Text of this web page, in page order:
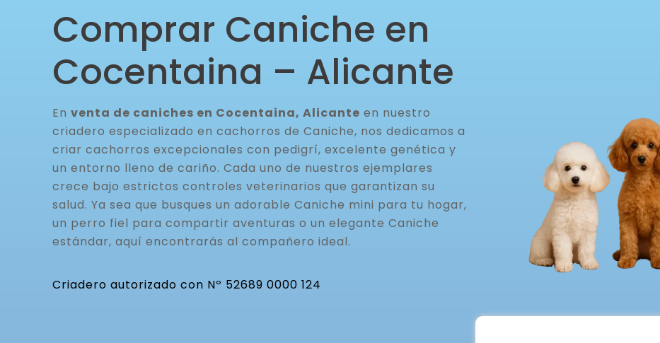
Comprar Caniche en
Cocentaina – Alicante
En venta de caniches en Cocentaina, Alicante en nuestro
criadero especializado en cachorros de Caniche, nos dedicamos a
criar cachorros excepcionales con pedigrí, excelente genética y
un entorno lleno de cariño. Cada uno de nuestros ejemplares
crece bajo estrictos controles veterinarios que garantizan su
salud. Ya sea que busques un adorable Caniche mini para tu hogar,
un perro fiel para compartir aventuras o un elegante Caniche
estándar, aquí encontrarás al compañero ideal.
Criadero autorizado con Nº 52689 0000 124